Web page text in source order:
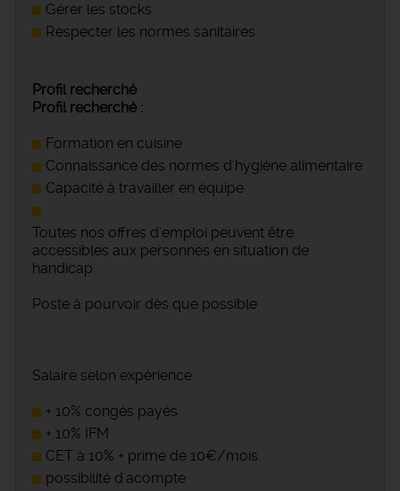
Gérer les stocks
Respecter les normes sanitaires
Profil recherché
Profil recherché :
Formation en cuisine
Connaissance des normes d'hygiène alimentaire
Capacité à travailler en équipe
Toutes nos offres d'emploi peuvent être
accessibles aux personnes en situation de
handicap
Poste à pourvoir dès que possible
Salaire selon expérience
+ 10% congés payés
+ 10% IFM
CET à 10% + prime de 10€/mois
possibilité d'acompte